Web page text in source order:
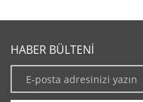
HABER BÜLTENİ